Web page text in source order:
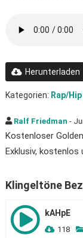
Herunterladen
Kategorien: Rap/
Ralf Friedman -
Kostenloser
Exklusiv, kostenlos
Klingeltöne
kAHpE
118